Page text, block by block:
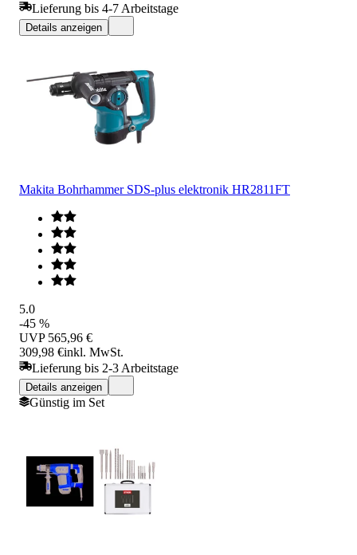
Lieferung bis 4-7 Arbeitstage
Details anzeigen
Makita Bohrhammer SDS-plus elektronik HR2811FT
5.0
-45 %
UVP 565,96 €
309,98 €inkl. MwSt.
Lieferung bis 2-3 Arbeitstage
Details anzeigen
Günstig im Set